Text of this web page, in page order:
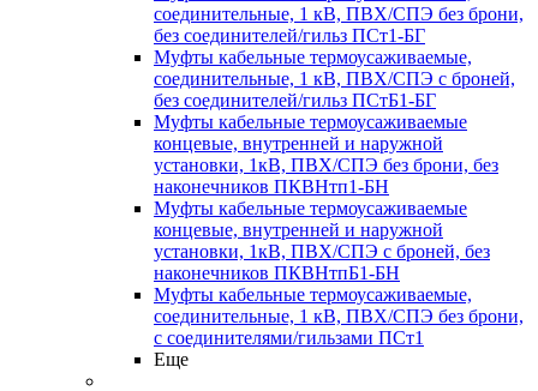
соединительные, 1 кВ, ПВХ/СПЭ без брони,
без соединителей/гильз ПСт1-БГ
Муфты кабельные термоусаживаемые,
соединительные, 1 кВ, ПВХ/СПЭ с броней,
без соединителей/гильз ПСтБ1-БГ
Муфты кабельные термоусаживаемые
концевые, внутренней и наружной
установки, 1кВ, ПВХ/СПЭ без брони, без
наконечников ПКВНтп1-БН
Муфты кабельные термоусаживаемые
концевые, внутренней и наружной
установки, 1кВ, ПВХ/СПЭ с броней, без
наконечников ПКВНтпБ1-БН
Муфты кабельные термоусаживаемые,
соединительные, 1 кВ, ПВХ/СПЭ без брони,
с соединителями/гильзами ПСт1
Еще